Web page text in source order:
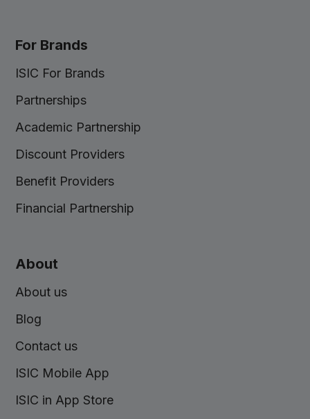
For Brands
ISIC For Brands
Partnerships
Academic Partnership
Discount Providers
Benefit Providers
Financial Partnership
About
About us
Blog
Contact us
ISIC Mobile App
ISIC in App Store